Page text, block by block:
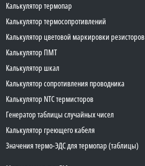
Калькулятор термопар
Калькулятор термосопротивлений
Калькулятор цветовой маркировки резисторов
Калькулятор ПМТ
Калькулятор шкал
Калькулятор сопротивления проводника
Калькулятор NTC термисторов
Генератор таблицы случайных чисел
Калькулятор греющего кабеля
Значения термо-ЭДС для термопар (таблицы)